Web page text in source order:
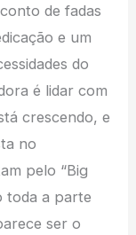
de fadas
e um
do
é lidar com
crescendo, e
no
pelo “Big
toda a parte
ser o